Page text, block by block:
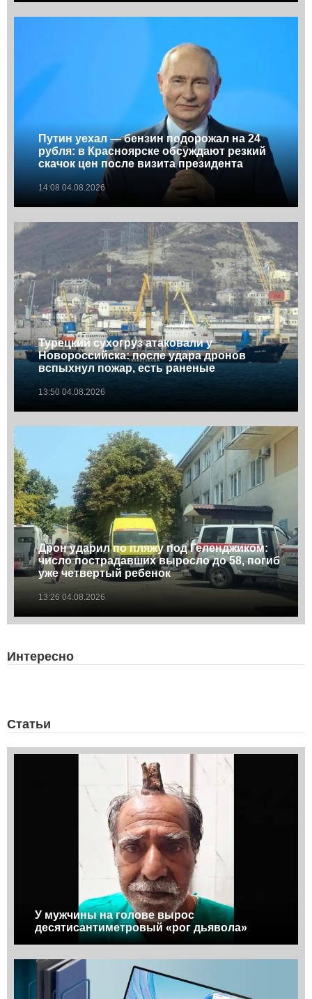
Путин уехал — бензин подорожал на 24
рубля: в Красноярске обсуждают резкий
скачок цен после визита президента
14:08 04.08.2026
Турецкий сухогруз атаковали у
Новороссийска: после удара дронов
вспыхнул пожар, есть раненые
13:50 04.08.2026
Дрон ударил по пляжу под Геленджиком:
число пострадавших выросло до 58, погиб
уже четвертый ребенок
13:26 04.08.2026
Интересно
Статьи
У мужчины на голове вырос
десятисантиметровый «рог дьявола»